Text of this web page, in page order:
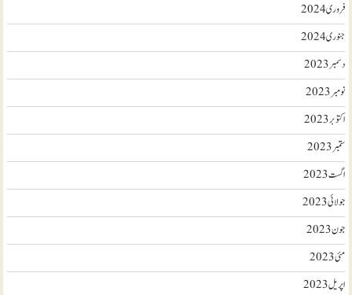
فروری 2024
جنوری 2024
دسمبر 2023
نومبر 2023
اکتوبر 2023
ستمبر 2023
اگست 2023
جولائی 2023
جون 2023
مئی 2023
اپریل 2023